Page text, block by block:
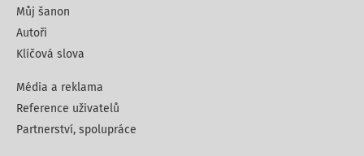
Můj šanon
Autoři
Klíčová slova
Média a reklama
Reference uživatelů
Partnerství, spolupráce